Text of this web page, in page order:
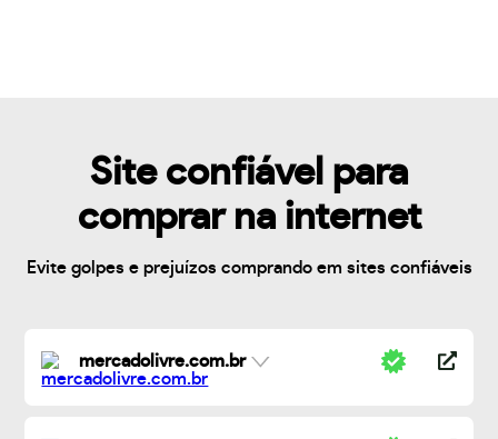
Site confiável para
comprar na internet
Evite golpes e prejuízos comprando em sites confiáveis
mercadolivre.com.br